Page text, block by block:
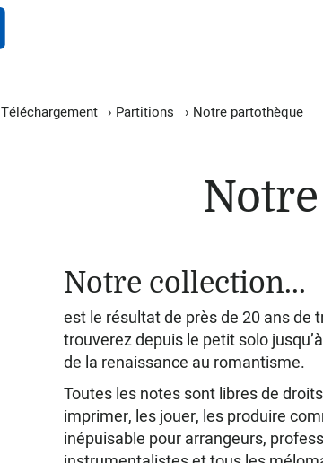
Téléchargement › Partitions › Notre partothèque
Notre collection...
est le résultat de près de 20 ans de
trouverez depuis le petit solo
de la renaissance au romantisme.
Toutes les notes sont libres de
imprimer, les jouer, les produire
inépuisable pour arrangeurs,